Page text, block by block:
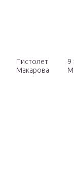
Пистолет
Макарова
9